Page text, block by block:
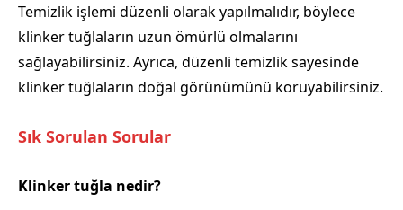
Temizlik işlemi düzenli olarak yapılmalıdır, böylece
klinker tuğlaların uzun ömürlü olmalarını
sağlayabilirsiniz. Ayrıca, düzenli temizlik sayesinde
klinker tuğlaların doğal görünümünü koruyabilirsiniz.
Sık Sorulan Sorular
Klinker tuğla nedir?